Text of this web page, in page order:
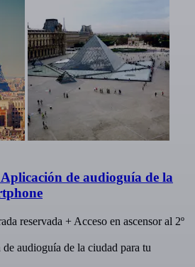
de audioguía de la
reservada + Acceso en ascensor al 2º
audioguía de la ciudad para tu